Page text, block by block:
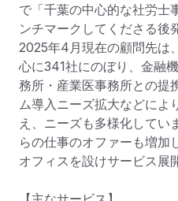
で「千葉の中心的な社労士
ンチマークしてくださる後
2025年4月現在の顧問先は
心に341社にのぼり、金融
務所・産業医事務所との提
ム導入ニーズ拡大などによ
え、ニーズも多様化してい
らの仕事のオファーも増加
オフィスを設けサービス展